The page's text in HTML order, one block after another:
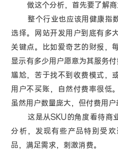
做这个分析，首先要了解商
整个行业也应该用健康指
选择。网站开发用户到底有多
关键点。比如爱奇艺的财报，
显示有多少用户愿意为其服务
尴尬，苦于找不到收费模式，
用户不买账，自然付费率很低
虽然用户数量庞大，但付费用户
这是从SKU的角度看待商
分析，发现有些产品特别受
品，满足需求，刺激消费。